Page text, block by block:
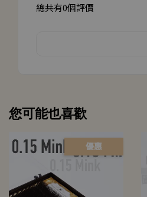
總共有0個評價
您可能也喜歡
優惠